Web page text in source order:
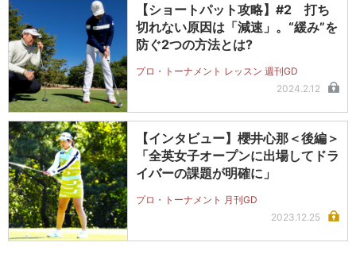
【ショートパット攻略】#2 打ち
切れない原因は「減速」。“緩み”を
防ぐ2つの方法とは?
プロ・トーナメント レッスン 週刊GD
2024.2.12
【インタビュー】櫻井心那＜後編＞
「全英女子オープンに出場してドラ
イバーの課題が明確に」
プロ・トーナメント 月刊GD
2023.12.25